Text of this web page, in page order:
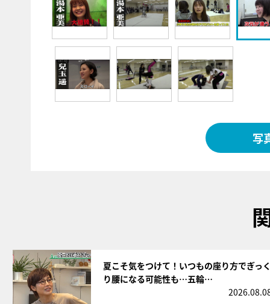
写
夏こそ気をつけて！いつもの座り方でぎっ
り腰になる可能性も…五輪…